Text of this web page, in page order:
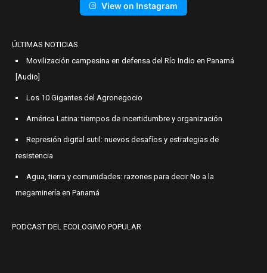
View on Instagram
ÚLTIMAS NOTICIAS
Movilización campesina en defensa del Río Indio en Panamá
[Audio]
Los 10 Gigantes del Agronegocio
América Latina: tiempos de incertidumbre y organización
Represión digital sutil: nuevos desafíos y estrategias de
resistencia
Agua, tierra y comunidades: razones para decir No a la
megaminería en Panamá
PODCAST DEL ECOLOGIMO POPULAR